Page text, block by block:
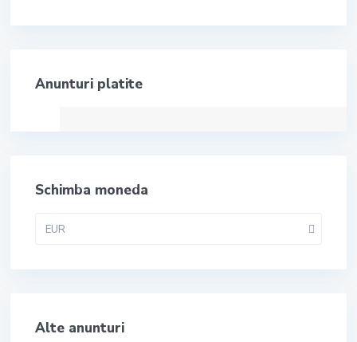
Anunturi platite
Schimba moneda
EUR
Alte anunturi